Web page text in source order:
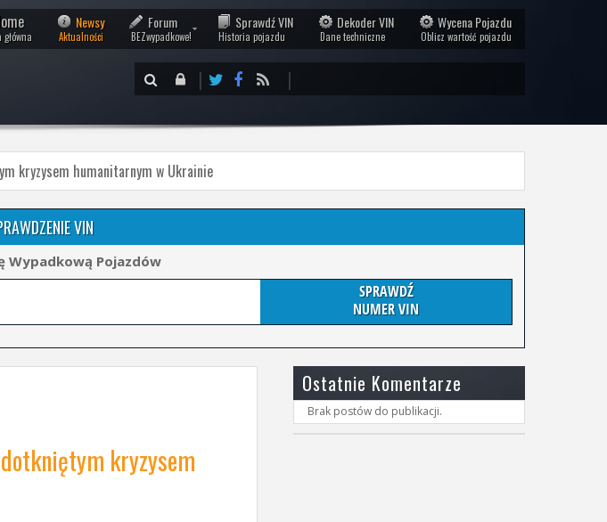
główna
Newsy
Aktualności
Forum
BEZwypadkowe!
Sprawdź VIN
Historia pojazdu
Dekoder VIN
Dane techniczne
Wycena Pojazdu
Oblicz wartość pojazdu
| |
kryzysem humanitarnym w Ukrainie
VIN
Wypadkową Pojazdów
SPRAWDŹ
NUMER VIN
kryzysem
Ostatnie Komentarze
Brak postów do publikacji.